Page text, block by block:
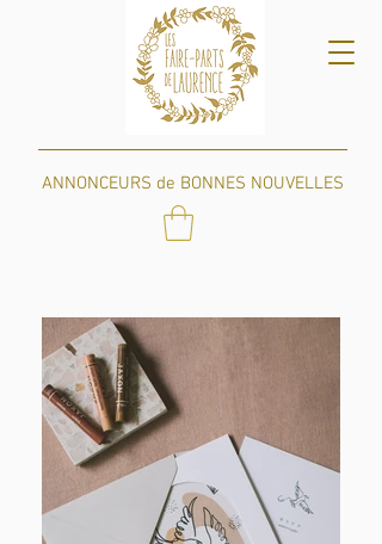
ANNONCEURS de BONNES NOUVELLES